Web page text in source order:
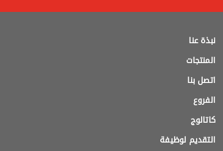
نبذة عنا
المنتجات
اتصل بنا
الفروع
كاتالوج
التقديم لوظيفة